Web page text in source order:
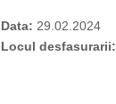
Data: 29.02.2024
Locul desfasurarii: